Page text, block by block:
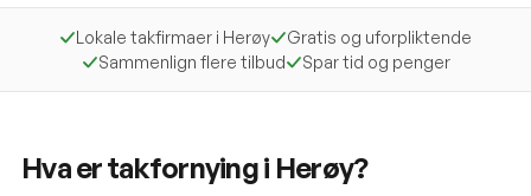
Lokale takfirmaer i Herøy
Gratis og uforpliktende
Sammenlign flere tilbud
Spar tid og penger
Hva er takfornying i Herøy?